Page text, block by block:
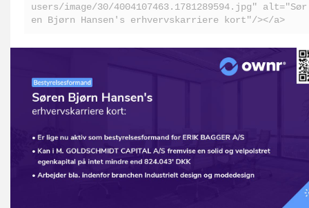
users/image/30/4004107463.1781289594.jpg" alt="Sør
en Bjørn Hansen's erhvervskarriere kort"/></a>